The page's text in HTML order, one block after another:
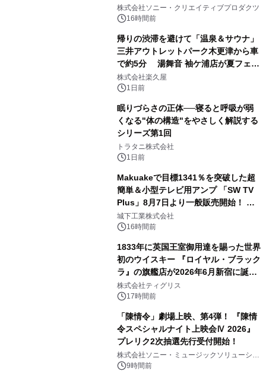
ラボレーション サウナイキタイコラ
ボグッズも発売決定！
株式会社ソニー・クリエイティブプロダクツ
16時間前
帰りの渋滞を避けて「温泉＆サウナ」
三井アウトレットパーク木更津から車
で約5分 湯舞音 袖ケ浦店が夏フェア
メニューを提供
株式会社楽久屋
1日前
眠りづらさの正体──寝ると呼吸が弱
くなる"体の構造"をやさしく解説する
シリーズ第1回
トラタニ株式会社
1日前
Makuakeで目標1341％を突破した超
簡単＆小型テレビ用アンプ 「SW TV
Plus」8月7日より一般販売開始！ ケ
ーブル1本つなぐだけ、テレビの音が
ぐっと豊かに
城下工業株式会社
16時間前
1833年に英国王室御用達を賜った世界
初のウイスキー 『ロイヤル・ブラック
ラ』の旗艦店が2026年6月新宿に誕
生 バカルディ ジャパンと連携した
没入型バー「BAR Arca」
株式会社ティグリス
17時間前
「陳情令」劇場上映、第4弾！ 『陳情
令スペシャルナイト上映会Ⅳ 2026』
プレリク2次抽選先行受付開始！
株式会社ソニー・ミュージックソリューショ
ンズ9時間前